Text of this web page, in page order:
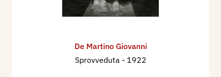
De Martino Giovanni
Sprovveduta - 1922